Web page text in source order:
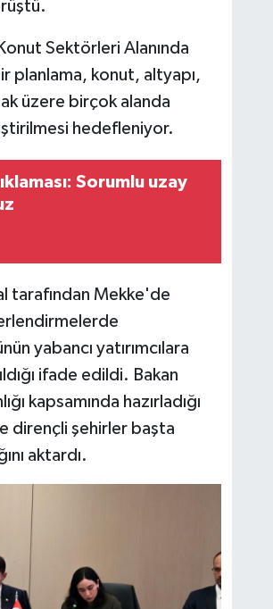
Sektörleri Alanında
planlama, konut, altyapı,
üzere birçok alanda
hedefleniyor.
Sorumlu uzay
tarafından Mekke'de
yabancı yatırımcılara
ifade edildi. Bakan
kapsamında hazırladığı
dirençli şehirler başta
aktardı.